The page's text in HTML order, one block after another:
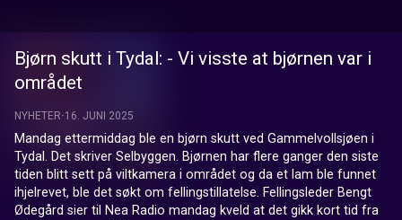
Bjørn skutt i Tydal: - Vi visste at bjørnen var i
området
NYHETER 16. JUNI 2025
Mandag ettermiddag ble en bjørn skutt ved Gammelvollsjøen i
Tydal. Det skriver Selbyggen. Bjørnen har flere ganger den siste
tiden blitt sett på viltkamera i området og da et lam ble funnet
ihjelrevet, ble det søkt om fellingstillatelse. Fellingsleder Bengt
Ødegård sier til Nea Radio mandag kveld at det gikk kort tid fra